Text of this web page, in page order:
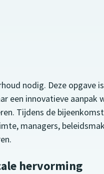
nodig. Deze opgave
een innovatieve aanpak
Tijdens de
managers,
hervorming